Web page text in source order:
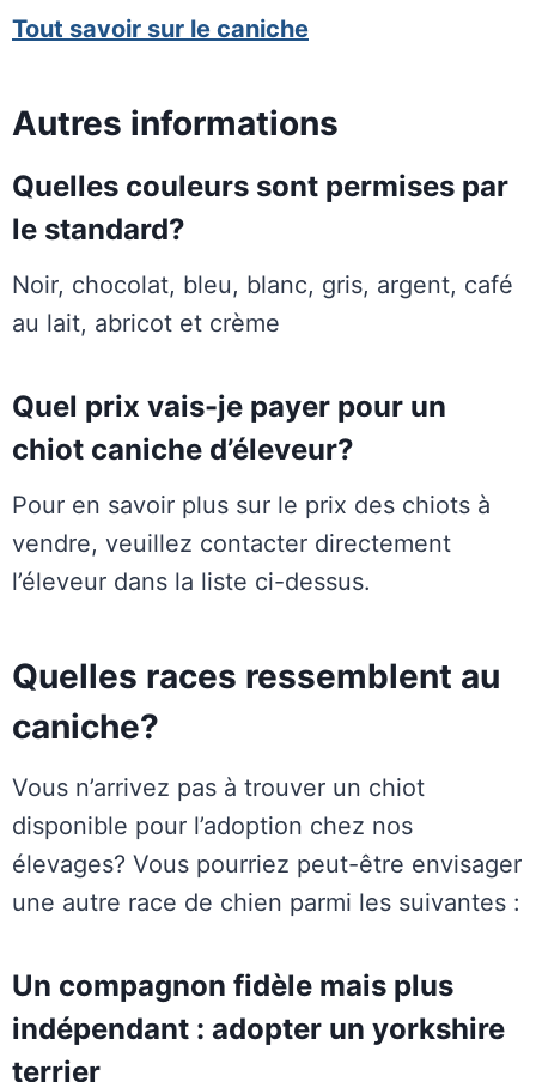
Tout savoir sur le caniche
Autres informations
Quelles couleurs sont permises par
le standard?
Noir, chocolat, bleu, blanc, gris, argent, café
au lait, abricot et crème
Quel prix vais-je payer pour un
chiot caniche d’éleveur?
Pour en savoir plus sur le prix des chiots à
vendre, veuillez contacter directement
l’éleveur dans la liste ci-dessus.
Quelles races ressemblent au
caniche?
Vous n’arrivez pas à trouver un chiot
disponible pour l’adoption chez nos
élevages? Vous pourriez peut-être envisager
une autre race de chien parmi les suivantes :
Un compagnon fidèle mais plus
indépendant : adopter un yorkshire
terrier